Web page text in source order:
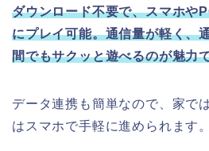
ダウンロード不要で、スマホや
にプレイ可能。通信量が軽く、
間でもサクッと遊べるのが魅力
データ連携も簡単なので、家で
はスマホで手軽に進められます。